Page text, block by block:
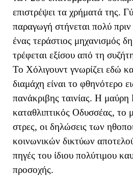
επιστρέψει τα χρήματά της.
παραγωγή στήνεται πολύ
ένας τεράστιος μηχανισμός
τρέφεται εξίσου από τη
Το Χόλιγουντ γνωρίζει εδώ
διαμάχη είναι το φθηνότερο
πανάκριβης ταινίας. Η μαύρη
καταθλιπτικός Οδυσσέας, το
στρες, οι δηλώσεις των
κοινωνικών δικτύων
πηγές του ίδιου πολύτιμου
προσοχής.